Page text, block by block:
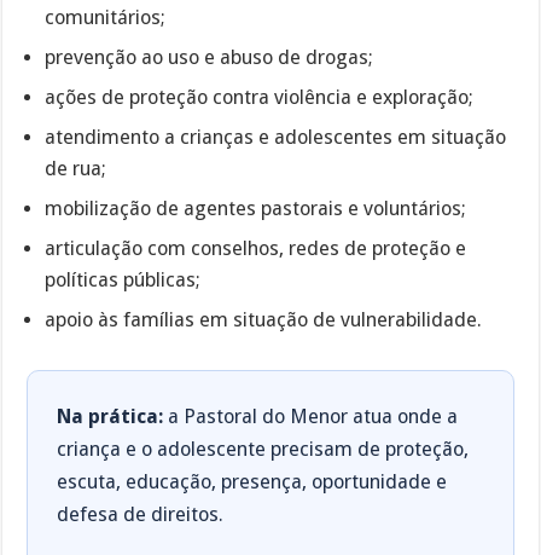
comunitários;
prevenção ao uso e abuso de drogas;
ações de proteção contra violência e exploração;
atendimento a crianças e adolescentes em situação
de rua;
mobilização de agentes pastorais e voluntários;
articulação com conselhos, redes de proteção e
políticas públicas;
apoio às famílias em situação de vulnerabilidade.
Na prática: a Pastoral do Menor atua onde a
criança e o adolescente precisam de proteção,
escuta, educação, presença, oportunidade e
defesa de direitos.